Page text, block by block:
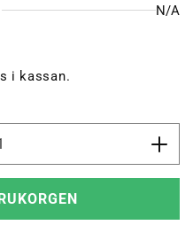
N/A
i kassan.
Öka